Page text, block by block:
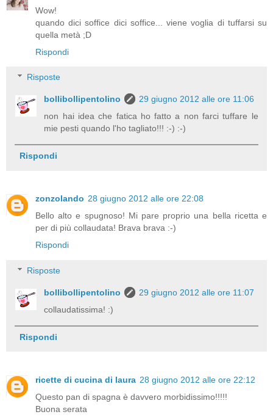
Wow!
quando dici soffice dici soffice... viene voglia di tuffarsi su
quella metà ;D
Rispondi
Risposte
bollibollipentolino
29 giugno 2012 alle ore 11:06
non hai idea che fatica ho fatto a non farci tuffare le
mie pesti quando l'ho tagliato!!! :-) :-)
Rispondi
zonzolando 28 giugno 2012 alle ore 22:08
Bello alto e spugnoso! Mi pare proprio una bella ricetta e
per di più collaudata! Brava brava :-)
Rispondi
Risposte
bollibollipentolino
29 giugno 2012 alle ore 11:07
collaudatissima! :)
Rispondi
ricette di cucina di laura 28 giugno 2012 alle ore 22:12
Questo pan di spagna è davvero morbidissimo!!!!!
Buona serata